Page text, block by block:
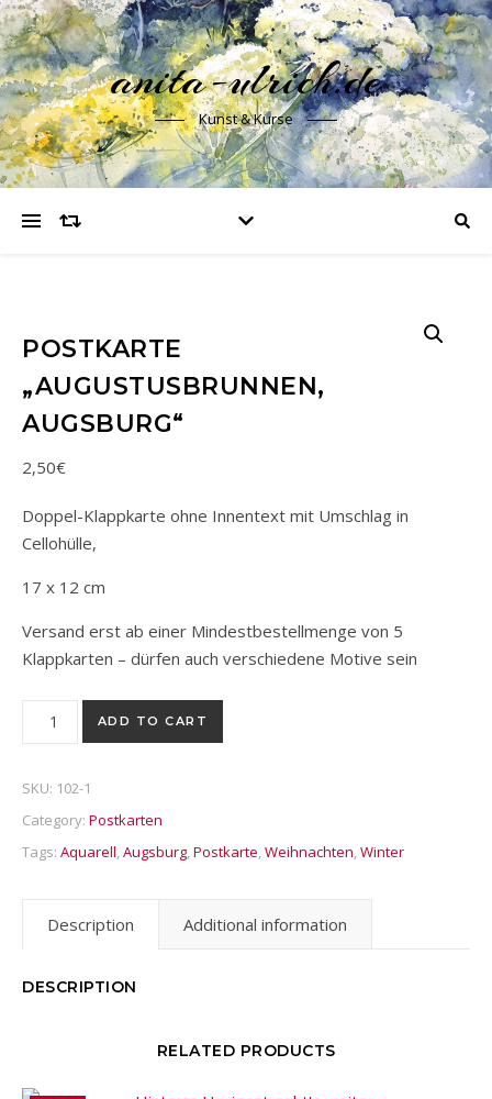
anita-ulrich.de
Kunst & Kurse
POSTKARTE
„AUGUSTUSBRUNNEN,
AUGSBURG“
2,50€
Doppel-Klappkarte ohne Innentext mit Umschlag in
Cellohülle,
17 x 12 cm
Versand erst ab einer Mindestbestellmenge von 5
Klappkarten – dürfen auch verschiedene Motive sein
Postkarte "Augustusbrunnen, Augsburg" quantity
ADD TO CART
SKU: 102-1
Category: Postkarten
Tags: Aquarell,Augsburg,Postkarte,Weihnachten,Winter
Description Additional information
DESCRIPTION
RELATED PRODUCTS